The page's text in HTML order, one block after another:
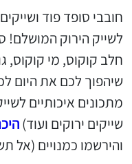
חובבי סופד פוד
לשייק הירוק המושלם!
חלב קוקוס, מי קוקוס,
שיהפוך לכם את היום
מתכונים איכותיים
שייקים ירוקים ועוד)
והירשמו כמנויים (אל